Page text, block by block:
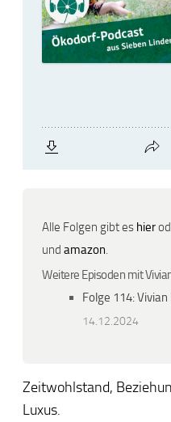
Alle Folgen gibt es hier
und amazon.
Weitere Episoden mit
Folge 114:
14.12.2024
Zeitwohlstand,
Luxus.